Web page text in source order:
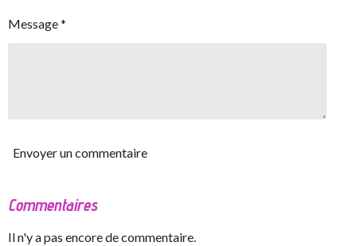
Message *
Envoyer un commentaire
Commentaires
Il n'y a pas encore de commentaire.